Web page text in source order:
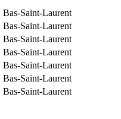
Bas-Saint-Laurent
Bas-Saint-Laurent
Bas-Saint-Laurent
Bas-Saint-Laurent
Bas-Saint-Laurent
Bas-Saint-Laurent
Bas-Saint-Laurent